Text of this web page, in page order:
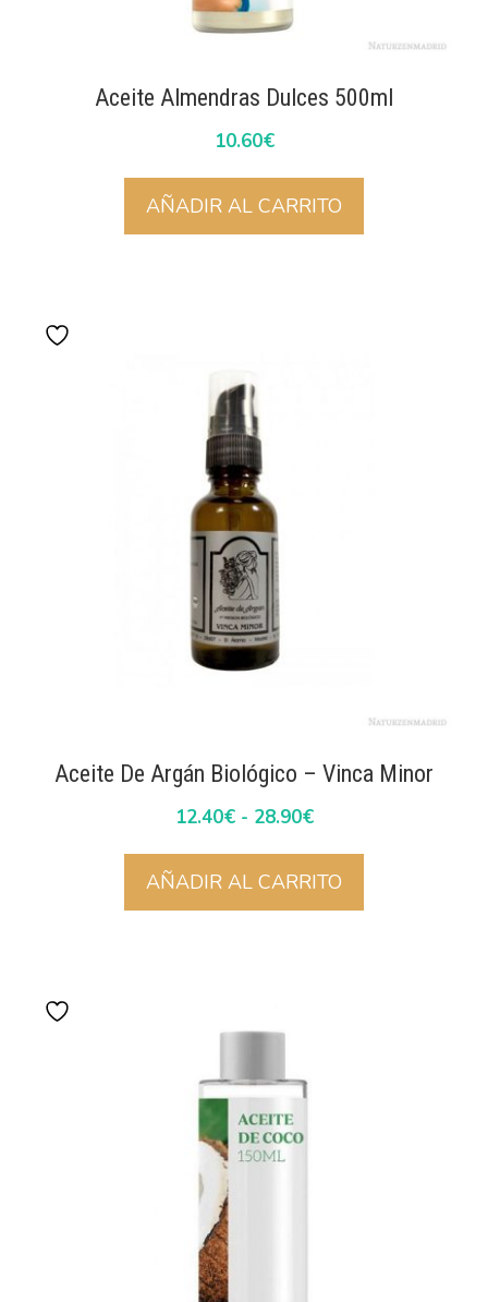
Aceite Almendras Dulces 500ml
10.60€
AÑADIR AL CARRITO
Aceite De Argán Biológico – Vinca Minor
12.40€ - 28.90€
AÑADIR AL CARRITO